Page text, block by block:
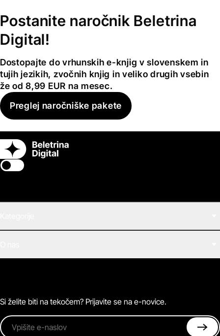
Postanite naročnik Beletrina
Digital!
Dostopajte do vrhunskih e-knjig v slovenskem in
tujih jezikih, zvočnih knjig in veliko drugih vsebin
že od 8,99 EUR na mesec.
Preglej naročniške pakete
Switch theme
Zvočne knjige
Kontaktirajte nas
Si želite biti na tekočem? Prijavite se na e-novice.
Vpišite e-naslov